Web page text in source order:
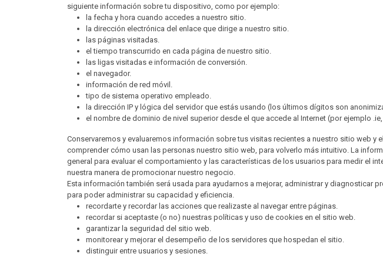
siguiente información sobre tu dispositivo, como por ejemplo:
la fecha y hora cuando accedes a nuestro sitio.
la dirección electrónica del enlace que dirige a nuestro sitio.
las páginas visitadas.
el tiempo transcurrido en cada página de nuestro sitio.
las ligas visitadas e información de conversión.
el navegador.
información de red móvil.
tipo de sistema operativo empleado.
la dirección IP y lógica del servidor que estás usando (los últimos dígitos son
el nombre de dominio de nivel superior desde el que accede al Internet (por ejemplo
Conservaremos y evaluaremos información sobre tus visitas recientes a nuestro sitio web
comprender cómo usan las personas nuestro sitio web, para volverlo más intuitivo. La
general para evaluar el comportamiento y las características de los usuarios para medir el
nuestra manera de promocionar nuestro negocio.
Esta información también será usada para ayudarnos a mejorar, administrar y diagnosticar
para poder administrar su capacidad y eficiencia.
recordarte y recordar las acciones que realizaste al navegar entre páginas.
recordar si aceptaste (o no) nuestras políticas y uso de cookies en el sitio web.
garantizar la seguridad del sitio web.
monitorear y mejorar el desempeño de los servidores que hospedan el sitio.
distinguir entre usuarios y sesiones.